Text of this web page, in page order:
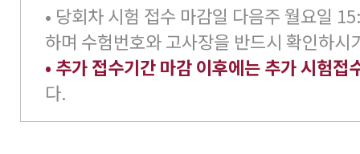
• 당회차 시험 접수 마감일 다음주 월요일
하며 수험번호와 고사장을 반드시 확인하시
• 추가 접수기간 마감 이후에는 추가 시험접
다.